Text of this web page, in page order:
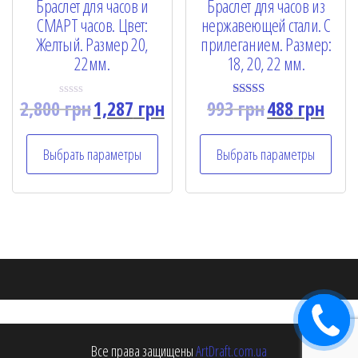
Браслет для часов и
СМАРТ часов. Цвет:
Желтый. Размер 20,
22мм.
R
a
d
0
o
u
2,800грн1,287 грн
Выбрать параметры
Браслет для часов из
нержавеющей стали. С
прилеганием. Размер:
18, 20, 22 мм.
Rated
5.00
993грн488 грн
Выбрать параметры
Все права защищеныArtDraft.com.ua
Заказать
звонок